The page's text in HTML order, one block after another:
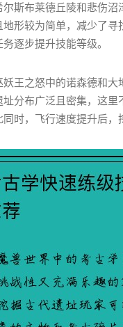
斯布莱德丘陵和悲伤
形较为简单，减少了
逐步提升技能等级。
王之怒中的诺森德和
分布广泛且密集，这
时，飞行速度提升后，